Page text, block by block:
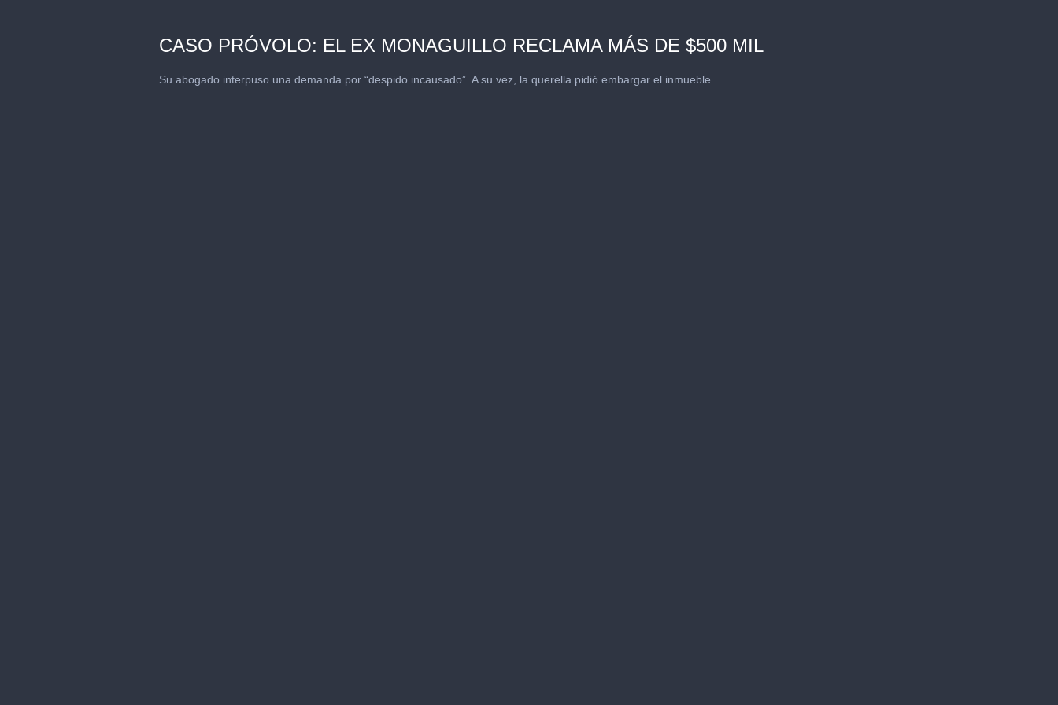
CASO PRÓVOLO: EL EX MONAGUILLO RECLAMA MÁS DE $500 MIL
Su abogado interpuso una demanda por “despido incausado”. A su vez, la querella pidió embargar el inmueble.